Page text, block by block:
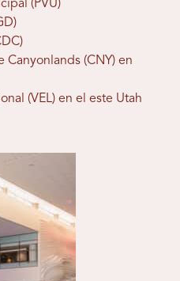
(PVU)
(CNY) en
(VEL) en el este Utah